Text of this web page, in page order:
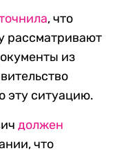
, что
рассматривают
из
эту ситуацию.
должен
что